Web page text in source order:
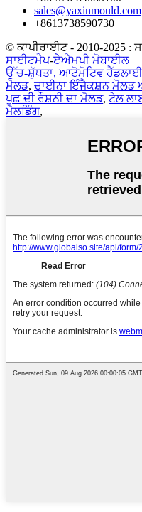
sales@yaxinmould.com
+8613738590730
© ਕਾਪੀਰਾਈਟ - 2010-2025 :
ਸਾਈਟਮੈਪ-ਏਐਮਪੀ ਮੋਬਾਈਲ
ਉੱਚ-ਸ਼ੁੱਧਤਾ, ਆਟੋਮੋਟਿਵ
ਮੋਲਡ, ਚਾਈਨਾ ਇੰਜੈਕਸ਼ਨ ਮੋਲਡ
ਪੂਛ ਦੀ ਰੌਸ਼ਨੀ ਦਾ ਮੋਲਡ, ਟੇਲ
ਮੋਲਡਿੰਗ,